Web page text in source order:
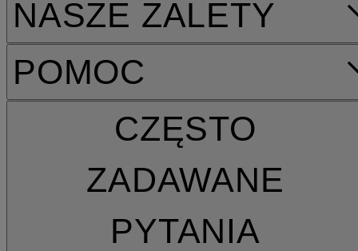
POMOC
CZĘSTO
ZADAWANE
PYTANIA
NASZE ZALETY